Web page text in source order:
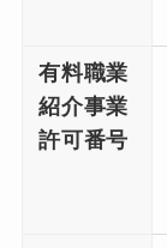
有料職業
紹介事業
許可番号